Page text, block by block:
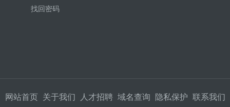
找回密码
网站首页 关于我们 人才招聘 域名查询 隐私保护 联系我们